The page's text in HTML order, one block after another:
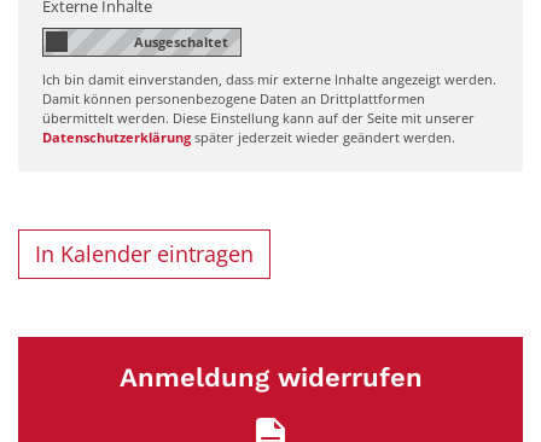
Externe Inhalte
Ich bin damit einverstanden, dass mir externe Inhalte angezeigt werden.
Damit können personenbezogene Daten an Drittplattformen
übermittelt werden. Diese Einstellung kann auf der Seite mit unserer
Datenschutzerklärung später jederzeit wieder geändert werden.
In Kalender eintragen
Anmeldung widerrufen